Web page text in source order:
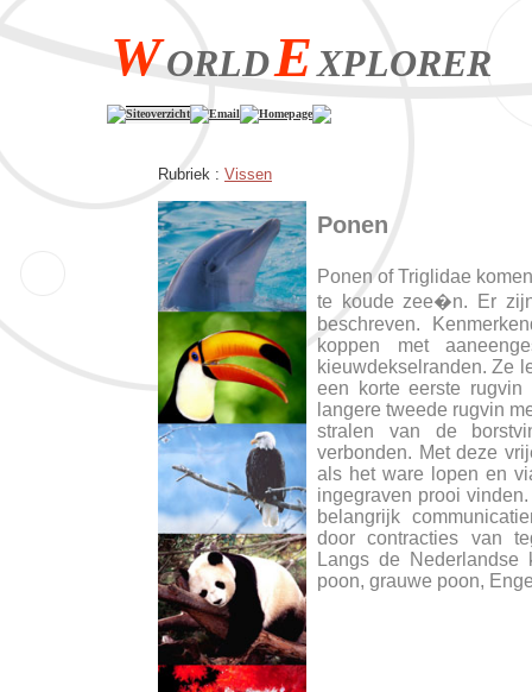
WORLDEXPLORER
Siteoverzicht Email Homepage
Rubriek : Vissen
Ponen
Ponen of Triglidae
te koude zee�n. Er
beschreven.
koppen met
kieuwdekselranden. Ze
een korte eerste
langere tweede rugvin
stralen van de
verbonden. Met deze
als het ware lopen en
ingegraven prooi
belangrijk
door contracties van
Langs de Nederlandse
poon, grauwe poon,